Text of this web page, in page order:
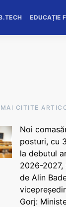
EDUCAȚIE
CITITE
Noi
posturi, cu
la debutul
2026-2027,
de Alin
Gorj: